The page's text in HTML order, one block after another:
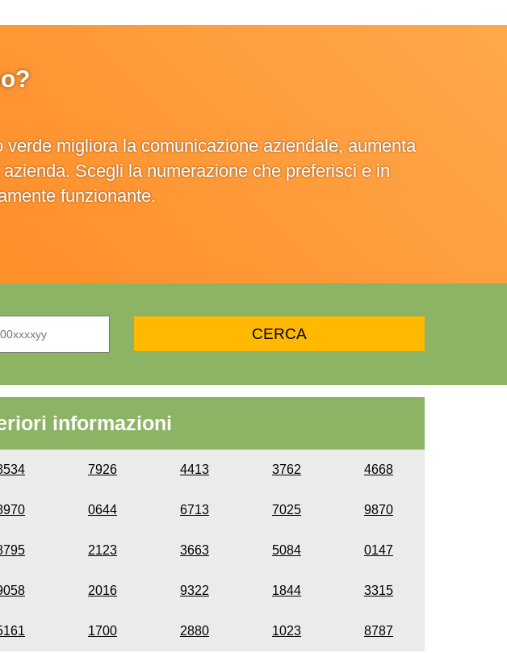
migliora la comunicazione aziendale, aumenta
Scegli la numerazione che preferisci e in
funzionante.
informazioni
7926 4413 3762 4668
0644 6713 7025 9870
2123 3663 5084 0147
2016 9322 1844 3315
1700 2880 1023 8787